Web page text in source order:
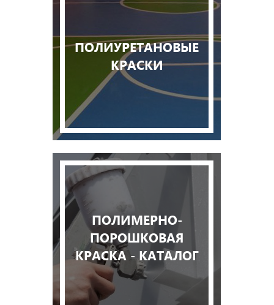
ПОЛИУРЕТАНОВЫЕ
КРАСКИ
ПОЛИМЕРНО-
ПОРОШКОВАЯ
КРАСКА - КАТАЛОГ